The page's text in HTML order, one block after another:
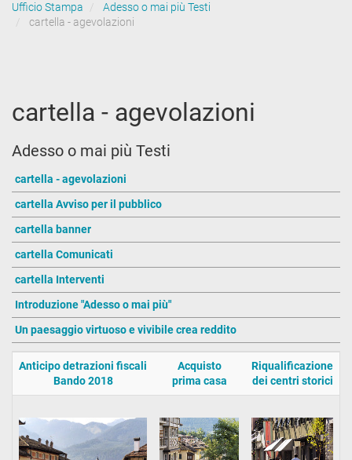
Ufficio Stampa
Adesso o mai più Testi
cartella - agevolazioni
cartella - agevolazioni
Adesso o mai più Testi
cartella - agevolazioni
cartella Avviso per il pubblico
cartella banner
cartella Comunicati
cartella Interventi
Introduzione "Adesso o mai più"
Un paesaggio virtuoso e vivibile crea reddito
Anticipo detrazioni fiscali
Bando 2018
Acquisto
prima casa
Riqualificazione
dei centri storici